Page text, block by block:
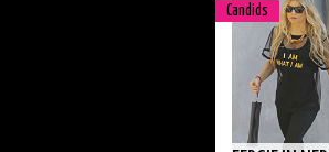
Candids